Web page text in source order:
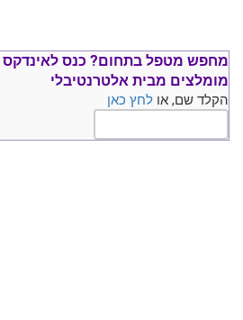
מחפש מטפל בתחום? כנס לאינדקס
מומלצים מבית אלטרנטיבלי
הקלד שם, או לחץ כאן